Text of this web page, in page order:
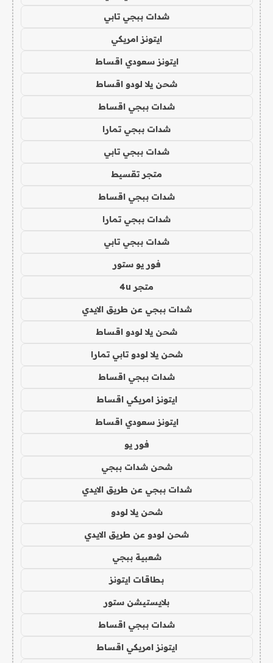
شدات ببجي تابي
ايتونز امريكي
ايتونز سعودي اقساط
شحن يلا لودو اقساط
شدات ببجي اقساط
شدات ببجي تمارا
شدات ببجي تابي
متجر تقسيط
شدات ببجي اقساط
شدات ببجي تمارا
شدات ببجي تابي
فور يو ستور
متجر 4u
شدات ببجي عن طريق الايدي
شحن يلا لودو اقساط
شحن يلا لودو تابي تمارا
شدات ببجي اقساط
ايتونز امريكي اقساط
ايتونز سعودي اقساط
فور يو
شحن شدات ببجي
شدات ببجي عن طريق الايدي
شحن يلا لودو
شحن لودو عن طريق الايدي
شعبية ببجي
بطاقات ايتونز
بلايستيشن ستور
شدات ببجي اقساط
ايتونز امريكي اقساط